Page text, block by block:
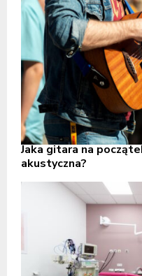
Jaka gitara na
akustyczna?